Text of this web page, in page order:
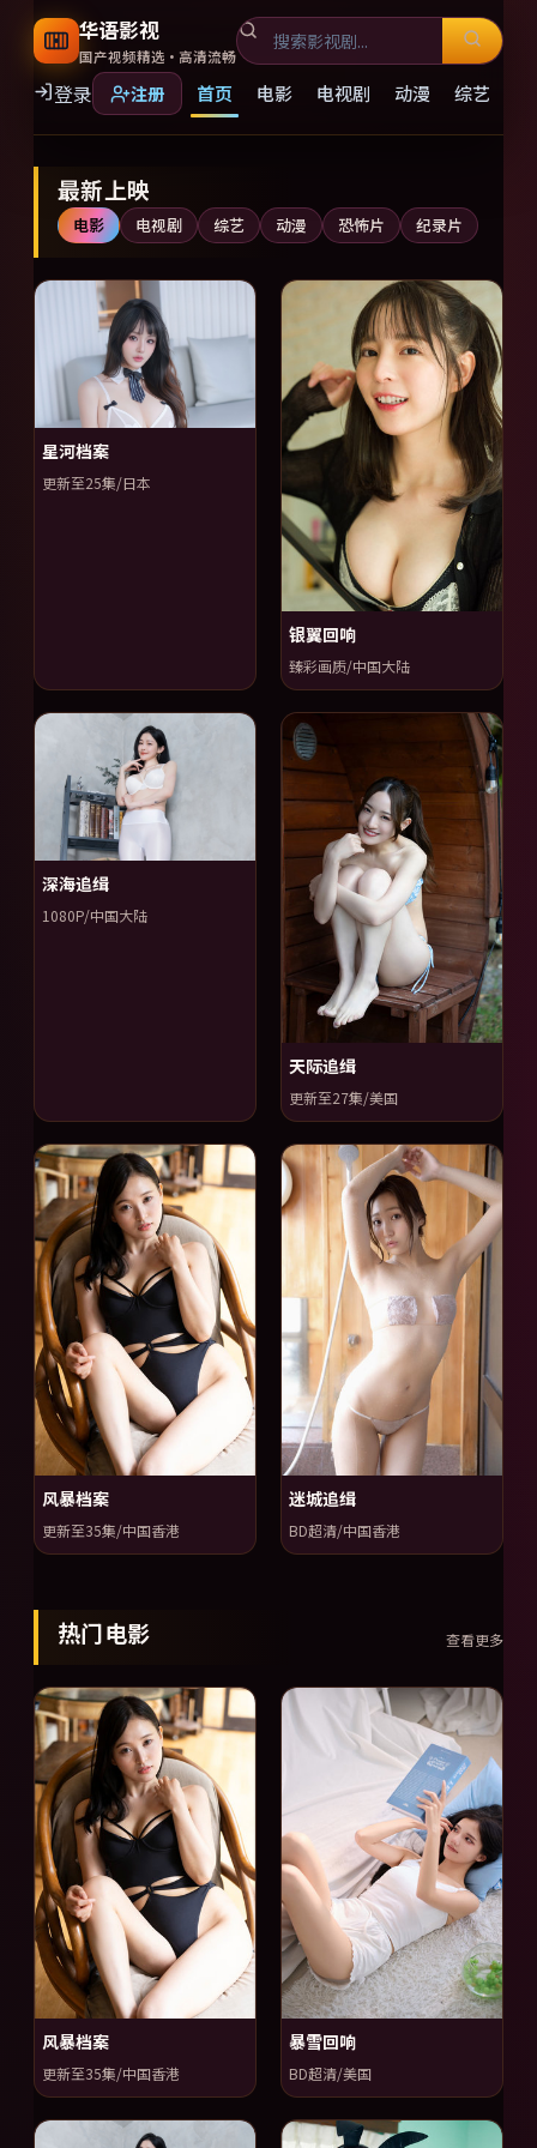
华语影视
国产视频精选·高清流畅
首页 电影 电视剧 动漫 综艺
登录 注册
国产视频精选大全免费观看
最新上映
电影 电视剧 综艺 动漫 恐怖片 纪录片
星河档案
更新至25集/日本
银翼回响
臻彩画质/中国大陆
深海追缉
1080P/中国大陆
天际追缉
更新至27集/美国
风暴档案
更新至35集/中国香港
迷城追缉
BD超清/中国香港
热门电影 查看更多
风暴档案
更新至35集/中国香港
暴雪回响
BD超清/美国